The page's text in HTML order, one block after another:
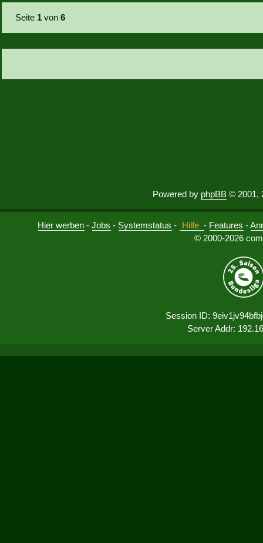
Seite 1 von6
Powered by phpBB © 2001,
Hier werben -Jobs - Systemstatus - Hilfe - Features -
© 2000-2026
Session ID:
Server Addr: